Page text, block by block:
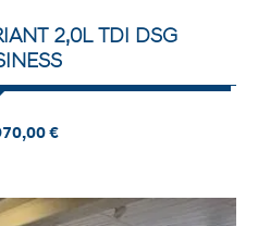
2,0L TDI DSG
€